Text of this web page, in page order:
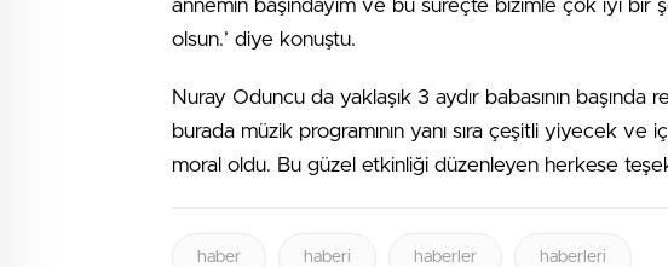
annemin başındayım ve bu süreçte bizimle çok iyi bir
olsun.’ diye konuştu.
Nuray Oduncu da yaklaşık 3 aydır babasının
burada müzik programının yanı sıra çeşitli yiyecek
moral oldu. Bu güzel etkinliği düzenleyen herkese
haber haberi haberler haberleri